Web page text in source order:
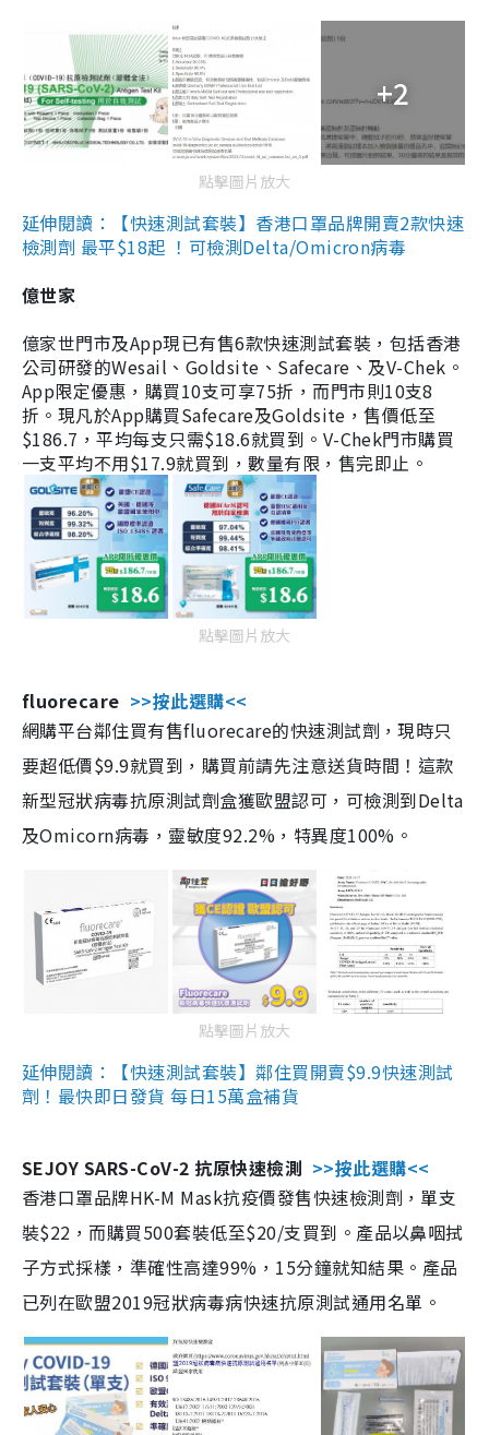
+2
點擊圖片放大
延伸閱讀：【快速測試套裝】香港口罩品牌開賣2款快速
檢測劑 最平$18起 ！可檢測Delta/Omicron病毒
億世家
億家世門市及App現已有售6款快速測試套裝，包括香港
公司研發的Wesail、Goldsite、Safecare、及V-Chek。
App限定優惠，購買10支可享75折，而門市則10支8
折。現凡於App購買Safecare及Goldsite，售價低至
$186.7，平均每支只需$18.6就買到。V-Chek門市購買
一支平均不用$17.9就買到，數量有限，售完即止。
點擊圖片放大
fluorecare >>按此選購<<
網購平台鄰住買有售fluorecare的快速測試劑，現時只
要超低價$9.9就買到，購買前請先注意送貨時間！這款
新型冠狀病毒抗原測試劑盒獲歐盟認可，可檢測到Delta
及Omicorn病毒，靈敏度92.2%，特異度100%。
點擊圖片放大
延伸閱讀：【快速測試套裝】鄰住買開賣$9.9快速測試
劑！最快即日發貨 每日15萬盒補貨
SEJOY SARS-CoV-2 抗原快速檢測 >>按此選購<<
香港口罩品牌HK-M Mask抗疫價發售快速檢測劑，單支
裝$22，而購買500套裝低至$20/支買到。產品以鼻咽拭
子方式採樣，準確性高達99%，15分鐘就知結果。產品
已列在歐盟2019冠狀病毒病快速抗原測試通用名單。